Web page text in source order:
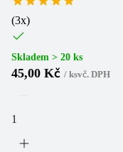
(3x)
Skladem > 20 ks
45,00 Kč / ksvč. DPH